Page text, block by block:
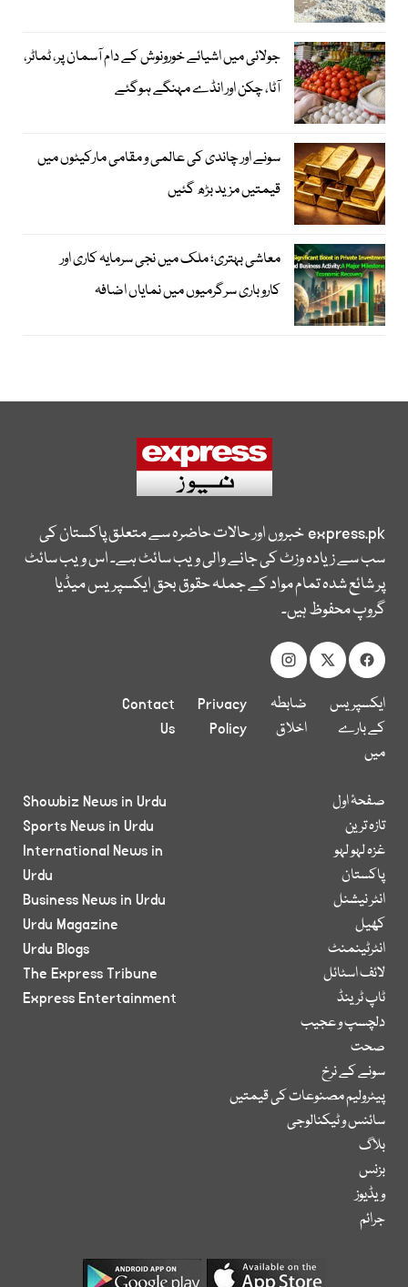
جولائی میں اشیائے خورونوش کے دام آسمان پر، ٹماٹر،
آٹا، چکن اور انڈے مہنگے ہوگئے
سونے اور چاندی کی عالمی و مقامی مارکیٹوں میں
قیمتیں مزید بڑھ گئیں
معاشی بہتری؛ ملک میں نجی سرمایہ کاری اور
کاروباری سرگرمیوں میں نمایاں اضافہ
express.pkخبروں اور حالات حاضرہ سے متعلق پاکستان کی
سب سے زیادہ وزٹ کی جانے والی ویب سائٹ ہے۔ اس ویب سائٹ
پر شائع شدہ تمام مواد کے جملہ حقوق بحق ایکسپریس میڈیا
گروپ محفوظ ہیں۔
ایکسپریس
کے بارے
میں
ضابطہ
اخلاق
Privacy
Policy
Contact
Us
صفحۂ اول
تازہ ترین
غزہ لہو لہو
پاکستان
انٹر نیشنل
کھیل
انٹرٹینمنٹ
لائف اسٹائل
ٹاپ ٹرینڈ
دلچسپ و عجیب
صحت
سونے کے نرخ
پیٹرولیم مصنوعات کی قیمتیں
سائنس و ٹیکنالوجی
بلاگ
بزنس
ویڈیوز
جرائم
Showbiz News in Urdu
Sports News in Urdu
International News in
Urdu
Business News in Urdu
Urdu Magazine
Urdu Blogs
The Express Tribune
Express Entertainment